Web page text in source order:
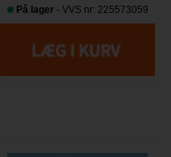
På lager - VVS nr: 225573059